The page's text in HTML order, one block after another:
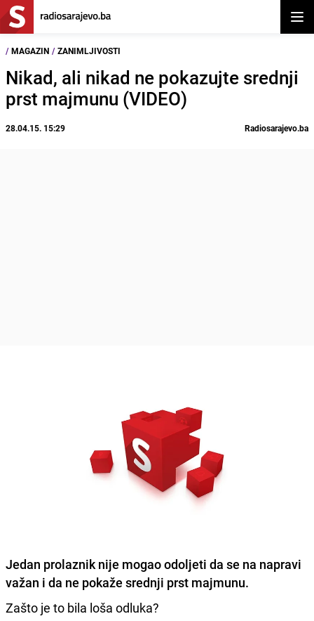
/ MAGAZIN / ZANIMLJIVOSTI
Nikad, ali nikad ne pokazujte srednji
prst majmunu (VIDEO)
28.04.15. 15:29 Radiosarajevo.ba
Jedan prolaznik nije mogao odoljeti da se na napravi
važan i da ne pokaže srednji prst majmunu.
Zašto je to bila loša odluka?